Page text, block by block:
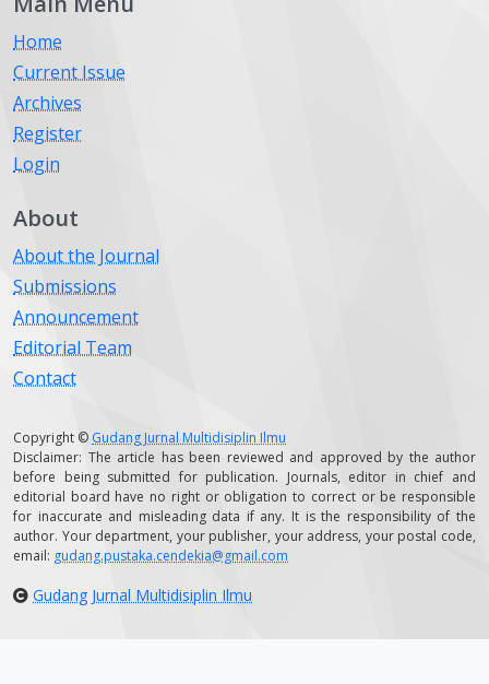
Home
Current Issue
Archives
Register
Login
About
About the Journal
Submissions
Announcement
Editorial Team
Contact
Copyright © Gudang Jurnal Multidisiplin Ilmu
Disclaimer: The article has been reviewed and approved by the author
before being submitted for publication. Journals, editor in chief and
editorial board have no right or obligation to correct or be responsible
for inaccurate and misleading data if any. It is the responsibility of the
author. Your department, your publisher, your address, your postal code,
email: gudang.pustaka.cendekia@gmail.com
Gudang Jurnal Multidisiplin Ilmu